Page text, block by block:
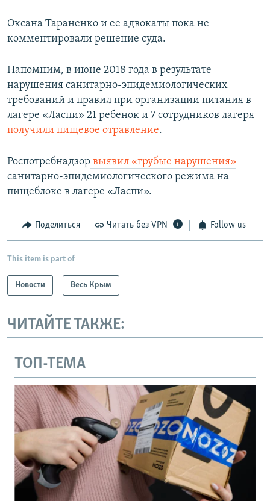
Оксана Тараненко и ее адвокаты пока не
комментировали решение суда.
Напомним, в июне 2018 года в результате
нарушения санитарно-эпидемиологических
требований и правил при организации питания в
лагере «Ласпи» 21 ребенок и 7 сотрудников лагеря
получили пищевое отравление.
Роспотребнадзор выявил «грубые нарушения»
санитарно-эпидемиологического режима на
пищеблоке в лагере «Ласпи».
Поделиться Читать без VPN Follow us
This item is part of
Новости Весь Крым
ЧИТАЙТЕ ТАКЖЕ:
ТОП-ТЕМА